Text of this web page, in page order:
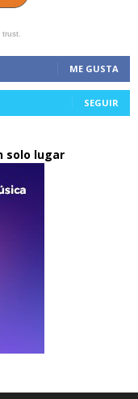
trust.
ME GUSTA
SEGUIR
solo lugar